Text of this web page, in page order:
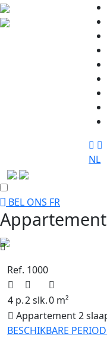
NL
BEL ONS FR
Ref. 1000
4 p.2 slk.0 m²
Appartement 2
BESCHIKBARE